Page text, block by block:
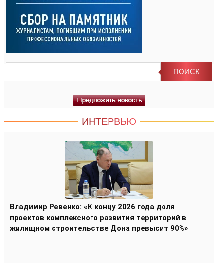
ИНТЕРВЬЮ
Владимир Ревенко: «К концу 2026 года доля
проектов комплексного развития территорий в
жилищном строительстве Дона превысит 90%»